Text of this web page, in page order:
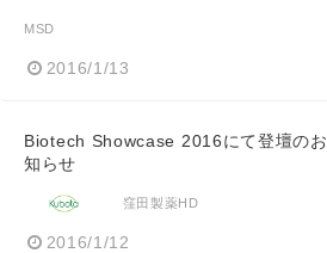
MSD
2016/1/13
Biotech Showcase 2016にて登壇のお
知らせ
窪田製薬HD
2016/1/12